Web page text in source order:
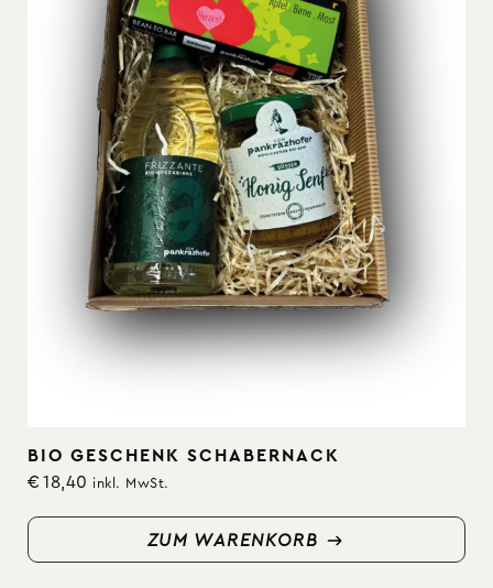
ZUM WARENKORB
ZUM WARENKORB
BIO GESCHENK SCHABERNACK
€ 18,40 inkl. MwSt.